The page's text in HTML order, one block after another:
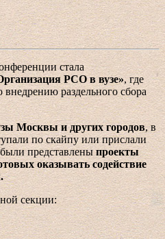
стала
РСО в вузе», где
раздельного сбора
Москвы и других городов, в
по скайпу или прислали
представлены проекты
оказывать содействие
секции: